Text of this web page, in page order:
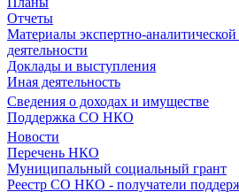
Отчеты
Материалы экспертно-
деятельности
Доклады и выступления
Иная деятельность
Сведения о доходах и имуществе
Поддержка СО НКО
Новости
Перечень НКО
Муниципальный социальный грант
Реестр СО НКО - получатели